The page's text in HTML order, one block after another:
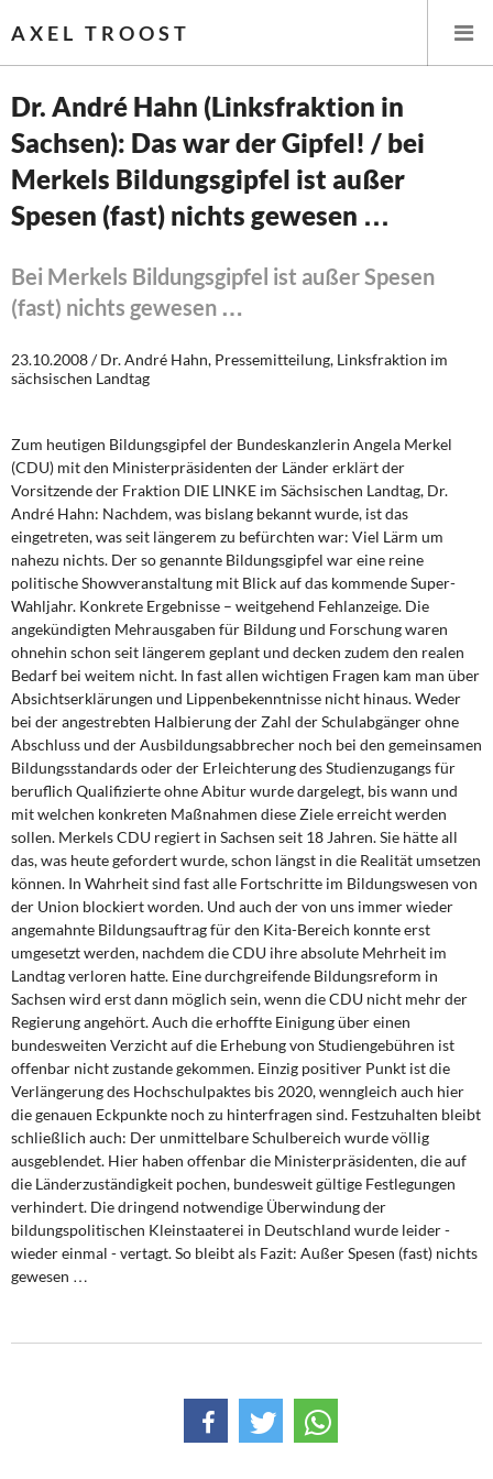
AXEL TROOST
Startseite
Themen
Institut Solidarische Moderne
Rosa-Luxemburg-Stiftung
Über mich
Kontakt
Dr. André Hahn (Linksfraktion in
Sachsen): Das war der Gipfel! / bei
Merkels Bildungsgipfel ist außer
Spesen (fast) nichts gewesen …
Bei Merkels Bildungsgipfel ist außer Spesen
(fast) nichts gewesen …
23.10.2008 / Dr. André Hahn, Pressemitteilung, Linksfraktion im
sächsischen Landtag
Zum heutigen Bildungsgipfel der Bundeskanzlerin Angela Merkel
(CDU) mit den Ministerpräsidenten der Länder erklärt der
Vorsitzende der Fraktion DIE LINKE im Sächsischen Landtag, Dr.
André Hahn: Nachdem, was bislang bekannt wurde, ist das
eingetreten, was seit längerem zu befürchten war: Viel Lärm um
nahezu nichts. Der so genannte Bildungsgipfel war eine reine
politische Showveranstaltung mit Blick auf das kommende Super-
Wahljahr. Konkrete Ergebnisse – weitgehend Fehlanzeige. Die
angekündigten Mehrausgaben für Bildung und Forschung waren
ohnehin schon seit längerem geplant und decken zudem den realen
Bedarf bei weitem nicht. In fast allen wichtigen Fragen kam man über
Absichtserklärungen und Lippenbekenntnisse nicht hinaus. Weder
bei der angestrebten Halbierung der Zahl der Schulabgänger ohne
Abschluss und der Ausbildungsabbrecher noch bei den gemeinsamen
Bildungsstandards oder der Erleichterung des Studienzugangs für
beruflich Qualifizierte ohne Abitur wurde dargelegt, bis wann und
mit welchen konkreten Maßnahmen diese Ziele erreicht werden
sollen. Merkels CDU regiert in Sachsen seit 18 Jahren. Sie hätte all
das, was heute gefordert wurde, schon längst in die Realität umsetzen
können. In Wahrheit sind fast alle Fortschritte im Bildungswesen von
der Union blockiert worden. Und auch der von uns immer wieder
angemahnte Bildungsauftrag für den Kita-Bereich konnte erst
umgesetzt werden, nachdem die CDU ihre absolute Mehrheit im
Landtag verloren hatte. Eine durchgreifende Bildungsreform in
Sachsen wird erst dann möglich sein, wenn die CDU nicht mehr der
Regierung angehört. Auch die erhoffte Einigung über einen
bundesweiten Verzicht auf die Erhebung von Studiengebühren ist
offenbar nicht zustande gekommen. Einzig positiver Punkt ist die
Verlängerung des Hochschulpaktes bis 2020, wenngleich auch hier
die genauen Eckpunkte noch zu hinterfragen sind. Festzuhalten bleibt
schließlich auch: Der unmittelbare Schulbereich wurde völlig
ausgeblendet. Hier haben offenbar die Ministerpräsidenten, die auf
die Länderzuständigkeit pochen, bundesweit gültige Festlegungen
verhindert. Die dringend notwendige Überwindung der
bildungspolitischen Kleinstaaterei in Deutschland wurde leider -
wieder einmal - vertagt. So bleibt als Fazit: Außer Spesen (fast) nichts
gewesen …